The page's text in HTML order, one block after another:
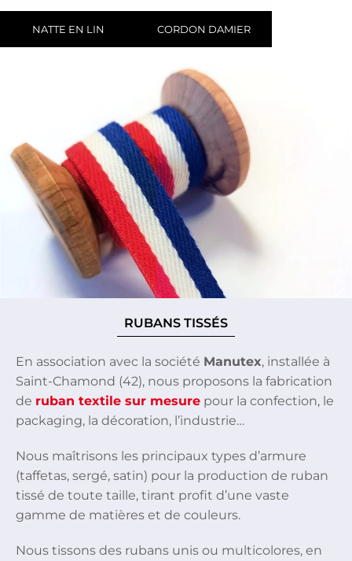
NATTE EN LIN CORDON DAMIER
RUBANS TISSÉS
En association avec la société Manutex, installée à
Saint-Chamond (42), nous proposons la fabrication
de ruban textile sur mesure pour la confection, le
packaging, la décoration, l’industrie…
Nous maîtrisons les principaux types d’armure
(taffetas, sergé, satin) pour la production de ruban
tissé de toute taille, tirant profit d’une vaste
gamme de matières et de couleurs.
Nous tissons des rubans unis ou multicolores, en